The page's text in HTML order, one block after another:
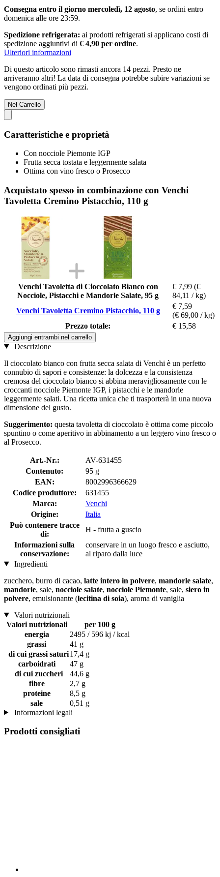
Consegna entro il giorno mercoledì, 12 agosto, se ordini entro
domenica alle ore 23:59.
Spedizione refrigerata: ai prodotti refrigerati si applicano costi di
spedizione aggiuntivi di € 4,90 per ordine.
Ulteriori informazioni
Di questo articolo sono rimasti ancora 14 pezzi. Presto ne
arriveranno altri! La data di consegna potrebbe subire variazioni se
vengono ordinati più pezzi.
Nel Carrello
Caratteristiche e proprietà
Con nocciole Piemonte IGP
Frutta secca tostata e leggermente salata
Ottima con vino fresco o Prosecco
Acquistato spesso in combinazione con Venchi
Tavoletta Cremino Pistacchio, 110 g
Venchi Tavoletta di Cioccolato Bianco con
Nocciole, Pistacchi e Mandorle Salate, 95 g
€ 7,99 (€
84,11 / kg)
Venchi Tavoletta Cremino Pistacchio, 110 g
€ 7,59
(€ 69,00 / kg)
Prezzo totale:
€ 15,58
Aggiungi entrambi nel carrello
Descrizione
Il cioccolato bianco con frutta secca salata di Venchi è un perfetto
connubio di sapori e consistenze: la dolcezza e la consistenza
cremosa del cioccolato bianco si abbina meravigliosamente con le
croccanti nocciole Piemonte IGP, i pistacchi e le mandorle
leggermente salati. Una ricetta unica che ti trasporterà in una nuova
dimensione del gusto.
Suggerimento: questa tavoletta di cioccolato è ottima come piccolo
spuntino o come aperitivo in abbinamento a un leggero vino fresco o
al Prosecco.
Art.-Nr.:
AV-631455
Contenuto:
95 g
EAN:
8002996366629
Codice produttore:
631455
Marca:
Venchi
Origine:
Italia
Può contenere tracce
di:
H - frutta a guscio
Informazioni sulla
conservazione:
conservare in un luogo fresco e asciutto,
al riparo dalla luce
Ingredienti
zucchero, burro di cacao, latte intero in polvere, mandorle salate,
mandorle, sale, nocciole salate, nocciole Piemonte, sale, siero in
polvere, emulsionante (lecitina di soia), aroma di vaniglia
Valori nutrizionali
Valori nutrizionali
per 100 g
energia
2495 / 596 kj / kcal
grassi
41 g
di cui grassi saturi17,4 g
carboidrati
47 g
di cui zuccheri
44,6 g
fibre
2,7 g
proteine
8,5 g
sale
0,51 g
Informazioni legali
Prodotti consigliati